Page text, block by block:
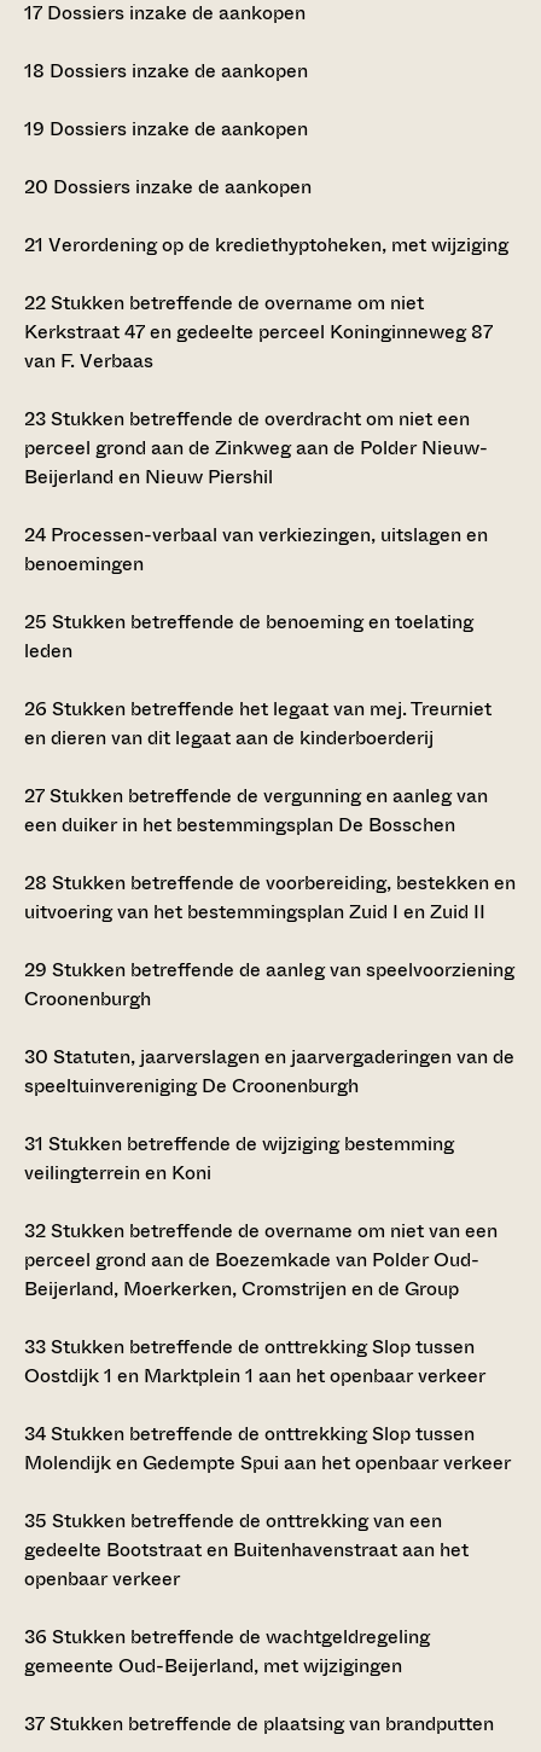
17 Dossiers inzake de aankopen
18 Dossiers inzake de aankopen
19 Dossiers inzake de aankopen
20 Dossiers inzake de aankopen
21 Verordening op de krediethyptoheken, met wijziging
22Stukken betreffende de overname om niet
Kerkstraat 47 en gedeelte perceel Koninginneweg 87
van F. Verbaas
23Stukken betreffende de overdracht om niet een
perceel grond aan de Zinkweg aan de Polder Nieuw-
Beijerland en Nieuw Piershil
24 Processen-verbaal van verkiezingen, uitslagen en
benoemingen
25 Stukken betreffende de benoeming en toelating
leden
26 Stukken betreffende het legaat van mej. Treurniet
en dieren van dit legaat aan de kinderboerderij
27Stukken betreffende de vergunning en aanleg van
een duiker in het bestemmingsplan De Bosschen
28 Stukken betreffende de voorbereiding, bestekken en
uitvoering van het bestemmingsplan Zuid I en Zuid II
29 Stukken betreffende de aanleg van speelvoorziening
Croonenburgh
30 Statuten, jaarverslagen en jaarvergaderingen van de
speeltuinvereniging De Croonenburgh
31 Stukken betreffende de wijziging bestemming
veilingterrein en Koni
32Stukken betreffende de overname om niet van een
perceel grond aan de Boezemkade van Polder Oud-
Beijerland, Moerkerken, Cromstrijen en de Group
33Stukken betreffende de onttrekking Slop tussen
Oostdijk 1 en Marktplein 1 aan het openbaar verkeer
34Stukken betreffende de onttrekking Slop tussen
Molendijk en Gedempte Spui aan het openbaar verkeer
35 Stukken betreffende de onttrekking van een
gedeelte Bootstraat en Buitenhavenstraat aan het
openbaar verkeer
36 Stukken betreffende de wachtgeldregeling
gemeente Oud-Beijerland, met wijzigingen
37Stukken betreffende de plaatsing van brandputten